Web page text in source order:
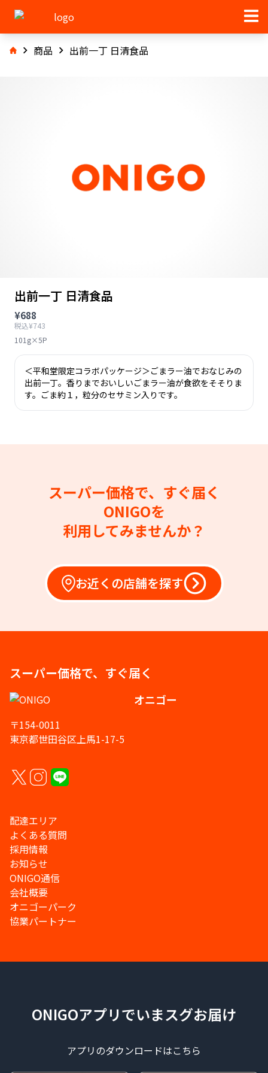
商品 出前一丁 日清食品
出前一丁 日清食品
¥688
税込¥743
101g×5P
＜平和堂限定コラボパッケージ＞ごまラー油でおなじみの
出前一丁。香りまでおいしいごまラー油が食欲をそそりま
す。ごま約１，粒分のセサミン入りです。
スーパー価格で、すぐ届く
ONIGOを
利用してみませんか？
お近くの店舗を探す
スーパー価格で、すぐ届く
オニゴー
〒154-0011
東京都世田谷区上馬1-17-5
配達エリア
よくある質問
採用情報
お知らせ
ONIGO通信
会社概要
オニゴーパーク
協業パートナー
ONIGOアプリでいまスグお届け
アプリのダウンロードはこちら